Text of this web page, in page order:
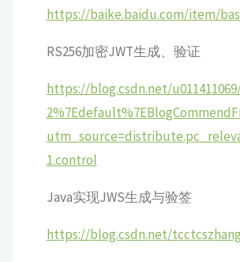
https://baike.baidu.com/item/
RS256加密JWT生成、验证
https://blog.csdn.net/
1.control
Java实现JWS生成与验签
https://blog.csdn.net/